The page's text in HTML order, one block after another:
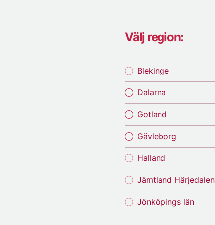
Välj region:
Blekinge
Dalarna
Gotland
Gävleborg
Halland
Jämtland Härjedalen
Jönköpings län